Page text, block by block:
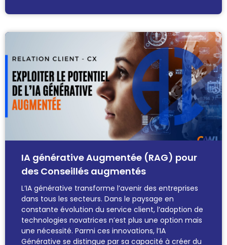
IA générative Augmentée (RAG) pour
des Conseillés augmentés
L’IA générative transforme l’avenir des entreprises
dans tous les secteurs. Dans le paysage en
constante évolution du service client, l’adoption de
technologies novatrices n’est plus une option mais
une nécessité. Parmi ces innovations, l’IA
Générative se distingue par sa capacité à créer du